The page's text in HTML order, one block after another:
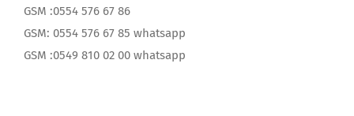
GSM :0554 576 67 86
GSM: 0554 576 67 85 whatsapp
GSM :0549 810 02 00 whatsapp